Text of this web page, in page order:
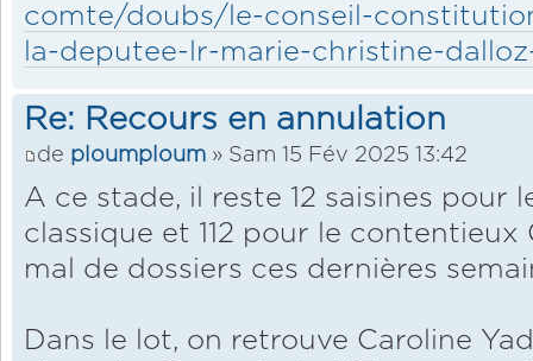
comte/doubs/le-conseil-
la-deputee-lr-marie-christine-
Re: Recours en annulation
de ploumploum » Sam 15 Fév 2025 13:42
A ce stade, il reste 12 saisines pour
classique et 112 pour le contentieux
mal de dossiers ces dernières
Dans le lot, on retrouve Caroline